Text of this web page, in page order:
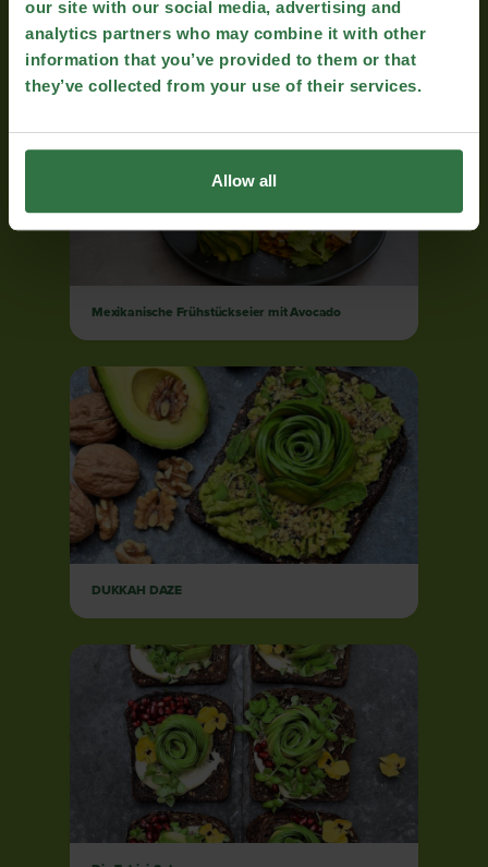
our site with our social media, advertising and
analytics partners who may combine it with other
information that you’ve provided to them or that
they’ve collected from your use of their services.
Allow all
Sonniger Avocado-Toast
Mexikanische Frühstückseier mit Avocado
DUKKAH DAZE